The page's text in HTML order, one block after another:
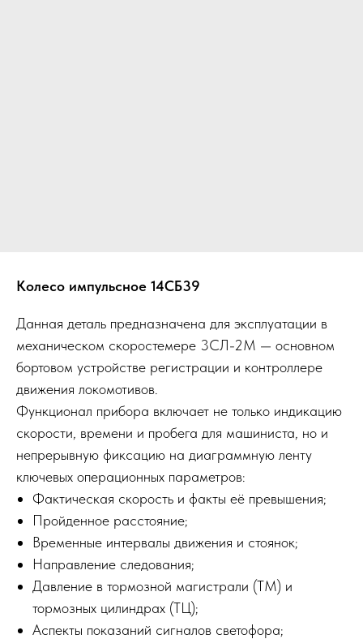
Колесо импульсное 14СБ39
Данная деталь предназначена для эксплуатации в
механическом скоростемере 3СЛ-2М — основном
бортовом устройстве регистрации и контроллере
движения локомотивов.
Функционал прибора включает не только индикацию
скорости, времени и пробега для машиниста, но и
непрерывную фиксацию на диаграммную ленту
ключевых операционных параметров:
Фактическая скорость и факты её превышения;
Пройденное расстояние;
Временные интервалы движения и стоянок;
Направление следования;
Давление в тормозной магистрали (ТМ) и
тормозных цилиндрах (ТЦ);
Аспекты показаний сигналов светофора;